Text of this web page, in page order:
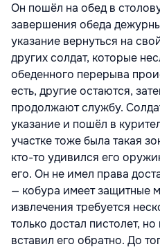
Он пошёл на обед в
завершения обеда
указание вернуться на
других солдат, которые
обеденного перерыва
есть, другие остаются,
продолжают службу.
указание и пошёл в
участке тоже была такая
кто-то удивился его
его. Он не имел права
— кобура имеет защитные
извлечения требуется
только достал пистолет,
вставил его обратно. До